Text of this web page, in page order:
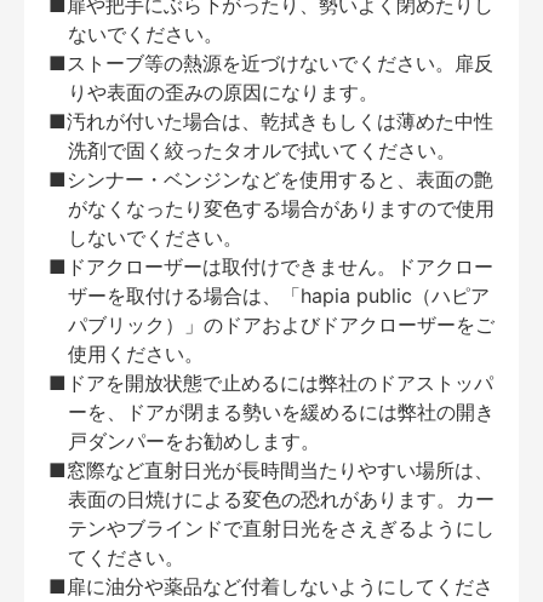
■扉や把手にぶら下がったり、勢いよく閉めたりし
ないでください。
■ストーブ等の熱源を近づけないでください。扉反
りや表面の歪みの原因になります。
■汚れが付いた場合は、乾拭きもしくは薄めた中性
洗剤で固く絞ったタオルで拭いてください。
■シンナー・ベンジンなどを使用すると、表面の艶
がなくなったり変色する場合がありますので使用
しないでください。
■ドアクローザーは取付けできません。ドアクロー
ザーを取付ける場合は、「hapia public（ハピア
パブリック）」のドアおよびドアクローザーをご
使用ください。
■ドアを開放状態で止めるには弊社のドアストッパ
ーを、ドアが閉まる勢いを緩めるには弊社の開き
戸ダンパーをお勧めします。
■窓際など直射日光が長時間当たりやすい場所は、
表面の日焼けによる変色の恐れがあります。カー
テンやブラインドで直射日光をさえぎるようにし
てください。
■扉に油分や薬品など付着しないようにしてくださ